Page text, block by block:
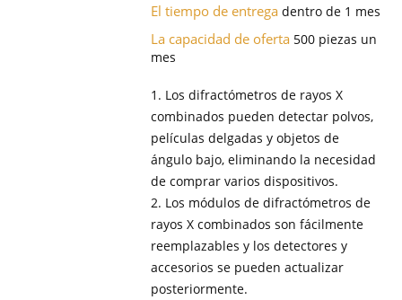
El tiempo de entrega dentro de 1 mes
La capacidad de oferta 500 piezas un
mes
1. Los difractómetros de rayos X
combinados pueden detectar polvos,
películas delgadas y objetos de
ángulo bajo, eliminando la necesidad
de comprar varios dispositivos.
2. Los módulos de difractómetros de
rayos X combinados son fácilmente
reemplazables y los detectores y
accesorios se pueden actualizar
posteriormente.